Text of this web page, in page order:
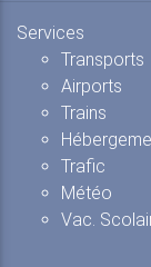
Services
Transports
Airports
Trains
Trafic
Météo
Vac.